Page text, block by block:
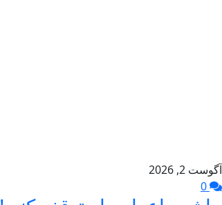
آگوست 2, 2026